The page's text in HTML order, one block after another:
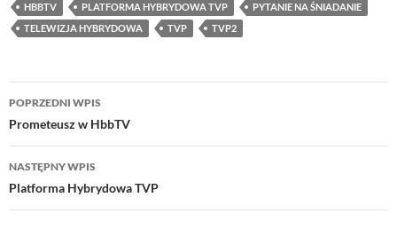
HBBTV PLATFORMA HYBRYDOWA TVP
PYTANIE NA ŚNIADANIE
TELEWIZJA HYBRYDOWA
TVP TVP2
Nawigacja
wpisu
POPRZEDNI WPIS
Prometeusz w HbbTV
NASTĘPNY WPIS
Platforma Hybrydowa TVP